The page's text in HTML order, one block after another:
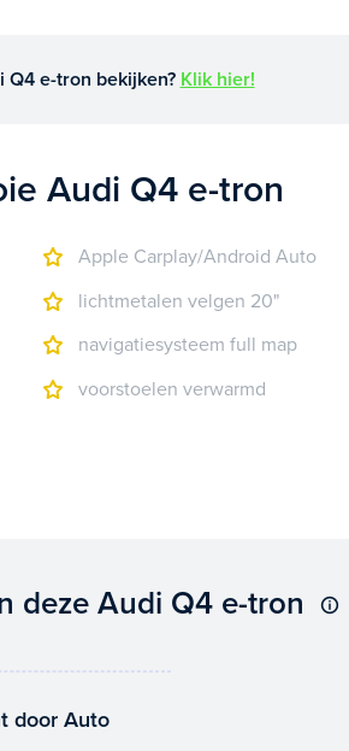
e-tron bekijken? Klik hier!
Audi Q4 e-tron
Apple Carplay/Android Auto
lichtmetalen velgen 20"
navigatiesysteem full map
voorstoelen verwarmd
deze Audi Q4 e-tron
door Auto